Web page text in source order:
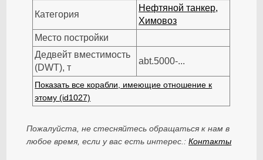
Категория
Нефтяной танкер,
Химовоз
Место постройки
Дедвейт вместимость
(DWT), т
abt.5000-...
Показать все корабли, имеющие отношение к
этому (id1027)
Пожалуйста, не стесняйтесь обращаться к нам в
любое время, если у вас есть интерес.:Контакты